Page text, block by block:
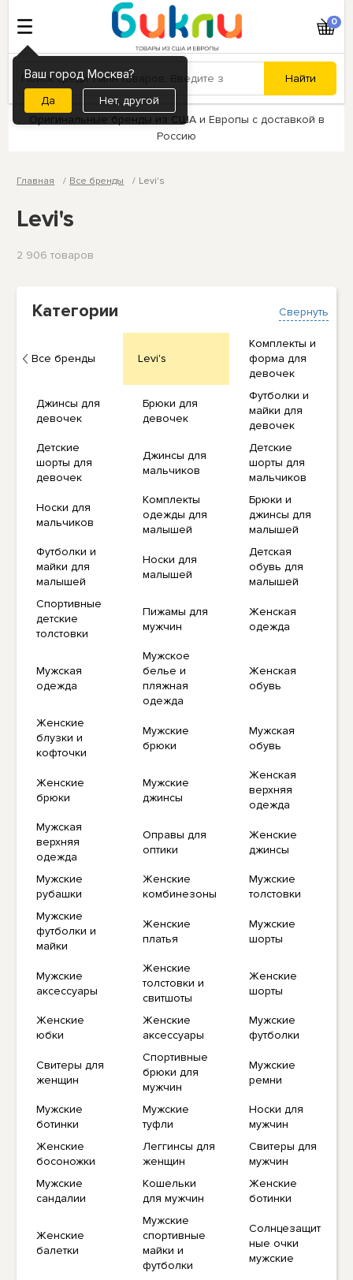
Ваш город Москва?
Нет, другой
0
Оригинальные бренды из США и Европы с доставкой в
Россию
Главная Все бренды Levi's
Levi's
2 906 товаров
Свернуть
Категории
Все бренды Levi's
Комплекты и
форма для
девочек
Джинсы для
девочек
Брюки для
девочек
Футболки и
майки для
девочек
Детские
шорты для
девочек
Джинсы для
мальчиков
Детские
шорты для
мальчиков
Носки для
мальчиков
Комплекты
одежды для
малышей
Брюки и
джинсы для
малышей
Футболки и
майки для
малышей
Носки для
малышей
Детская
обувь для
малышей
Спортивные
детские
толстовки
Пижамы для
мужчин
Женская
одежда
Мужская
одежда
Мужское
белье и
пляжная
одежда
Женская
обувь
Женские
блузки и
кофточки
Мужские
брюки
Мужская
обувь
Женские
брюки
Мужские
джинсы
Женская
верхняя
одежда
Мужская
верхняя
одежда
Оправы для
оптики
Женские
джинсы
Мужские
рубашки
Женские
комбинезоны
Мужские
толстовки
Мужские
футболки и
майки
Женские
платья
Мужские
шорты
Мужские
аксессуары
Женские
толстовки и
свитшоты
Женские
шорты
Женские
юбки
Женские
аксессуары
Мужские
футболки
Свитеры для
женщин
Спортивные
брюки для
мужчин
Мужские
ремни
Мужские
ботинки
Мужские
туфли
Носки для
мужчин
Женские
босоножки
Леггинсы для
женщин
Свитеры для
мужчин
Мужские
сандалии
Кошельки
для мужчин
Женские
ботинки
Женские
балетки
Мужские
спортивные
майки и
футболки
Солнцезащит
ные очки
мужские